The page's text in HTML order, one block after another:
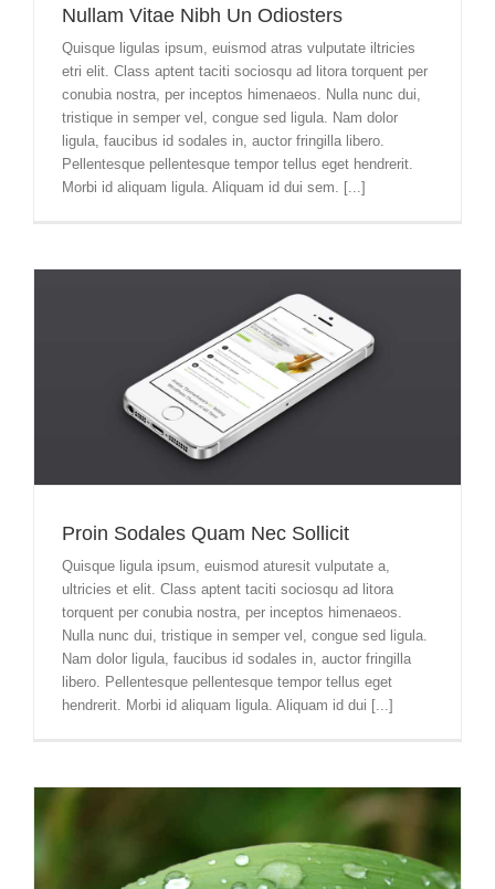
Nullam Vitae Nibh Un Odiosters
Quisque ligulas ipsum, euismod atras vulputate iltricies
etri elit. Class aptent taciti sociosqu ad litora torquent per
conubia nostra, per inceptos himenaeos. Nulla nunc dui,
tristique in semper vel, congue sed ligula. Nam dolor
ligula, faucibus id sodales in, auctor fringilla libero.
Pellentesque pellentesque tempor tellus eget hendrerit.
Morbi id aliquam ligula. Aliquam id dui sem. [...]
Proin Sodales Quam Nec Sollicit
Quisque ligula ipsum, euismod aturesit vulputate a,
ultricies et elit. Class aptent taciti sociosqu ad litora
torquent per conubia nostra, per inceptos himenaeos.
Nulla nunc dui, tristique in semper vel, congue sed ligula.
Nam dolor ligula, faucibus id sodales in, auctor fringilla
libero. Pellentesque pellentesque tempor tellus eget
hendrerit. Morbi id aliquam ligula. Aliquam id dui [...]